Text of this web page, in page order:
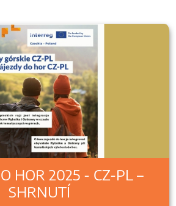
HOR 2025 - CZ-PL –
SHRNUTÍ